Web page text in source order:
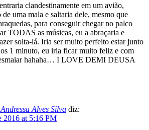
clandestinamente em um avião,
uma mala e saltaria dele, mesmo que
para conseguir chegar no palco
TODAS as músicas, eu a abraçaria e
solta-lá. Iria ser muito perfeito estar junto
1 minuto, eu iria ficar muito feliz e com
hahaha… I LOVE DEMI DEUSA
Alves Silva diz:
2016 at 5:16 PM